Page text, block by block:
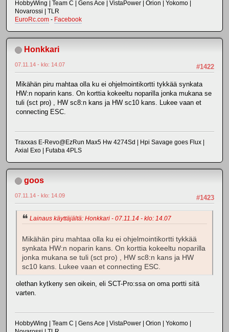
HobbyWing | Team C | Gens Ace | VistaPower | Orion | Yokomo |
Novarossi | TLR
EuroRc.com - Facebook
Honkkari
#1422
07.11.14 - klo: 14.07
Mikähän piru mahtaa olla ku ei ohjelmointikortti tykkää synkata
HW:n noparin kans. On korttia kokeeltu noparilla jonka mukana se
tuli (sct pro) , HW sc8:n kans ja HW sc10 kans. Lukee vaan et
connecting ESC.
Traxxas E-Revo@EzRun Max5 Hw 4274Sd | Hpi Savage goes Flux |
Axial Exo | Futaba 4PLS
goos
#1423
07.11.14 - klo: 14.09
Lainaus käyttäjältä: Honkkari - 07.11.14 - klo: 14.07
Mikähän piru mahtaa olla ku ei ohjelmointikortti tykkää
synkata HW:n noparin kans. On korttia kokeeltu noparilla
jonka mukana se tuli (sct pro) , HW sc8:n kans ja HW
sc10 kans. Lukee vaan et connecting ESC.
olethan kytkeny sen oikein, eli SCT-Pro:ssa on oma portti sitä
varten.
HobbyWing | Team C | Gens Ace | VistaPower | Orion | Yokomo |